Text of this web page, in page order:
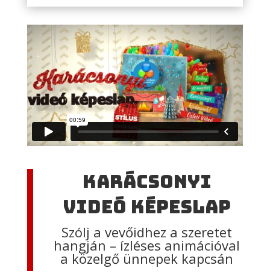
Karácsonyi
videó képeslap
Szólj a vevőidhez a szeretet
hangján – ízléses animációval
a közelgő ünnepek kapcsán